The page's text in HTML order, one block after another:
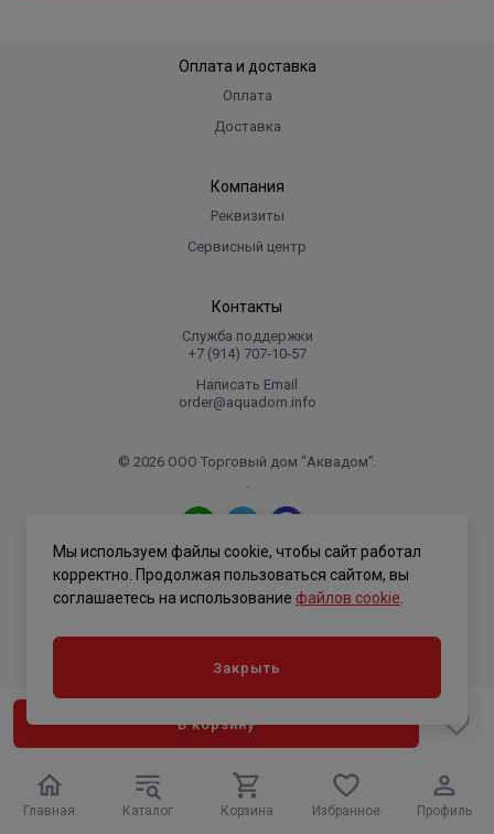
Главная Каталог Корзина Избранное Профиль
В корзину
Оплата и доставка
Оплата
Доставка
Компания
Реквизиты
Сервисный центр
Контакты
Служба поддержки
+7 (914) 707‑10‑57
Написать Email
order@aquadom.info
© 2026 ООО Торговый дом "Аквадом".
.
Политика конфиденциальности
Мы используем файлы cookie, чтобы сайт работал
корректно. Продолжая пользоваться сайтом, вы
соглашаетесь на использование файлов cookie
Закрыть